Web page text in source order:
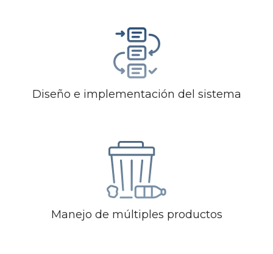
Diseño e implementación del sistema
Manejo de múltiples productos